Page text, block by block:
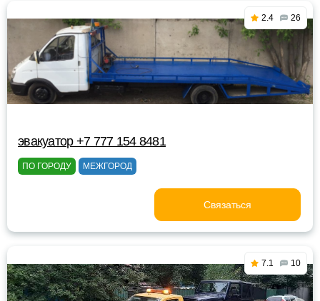
2.4 26
эвакуатор +7 777 154 8481
ПО ГОРОДУ МЕЖГОРОД
Связаться
7.1 10